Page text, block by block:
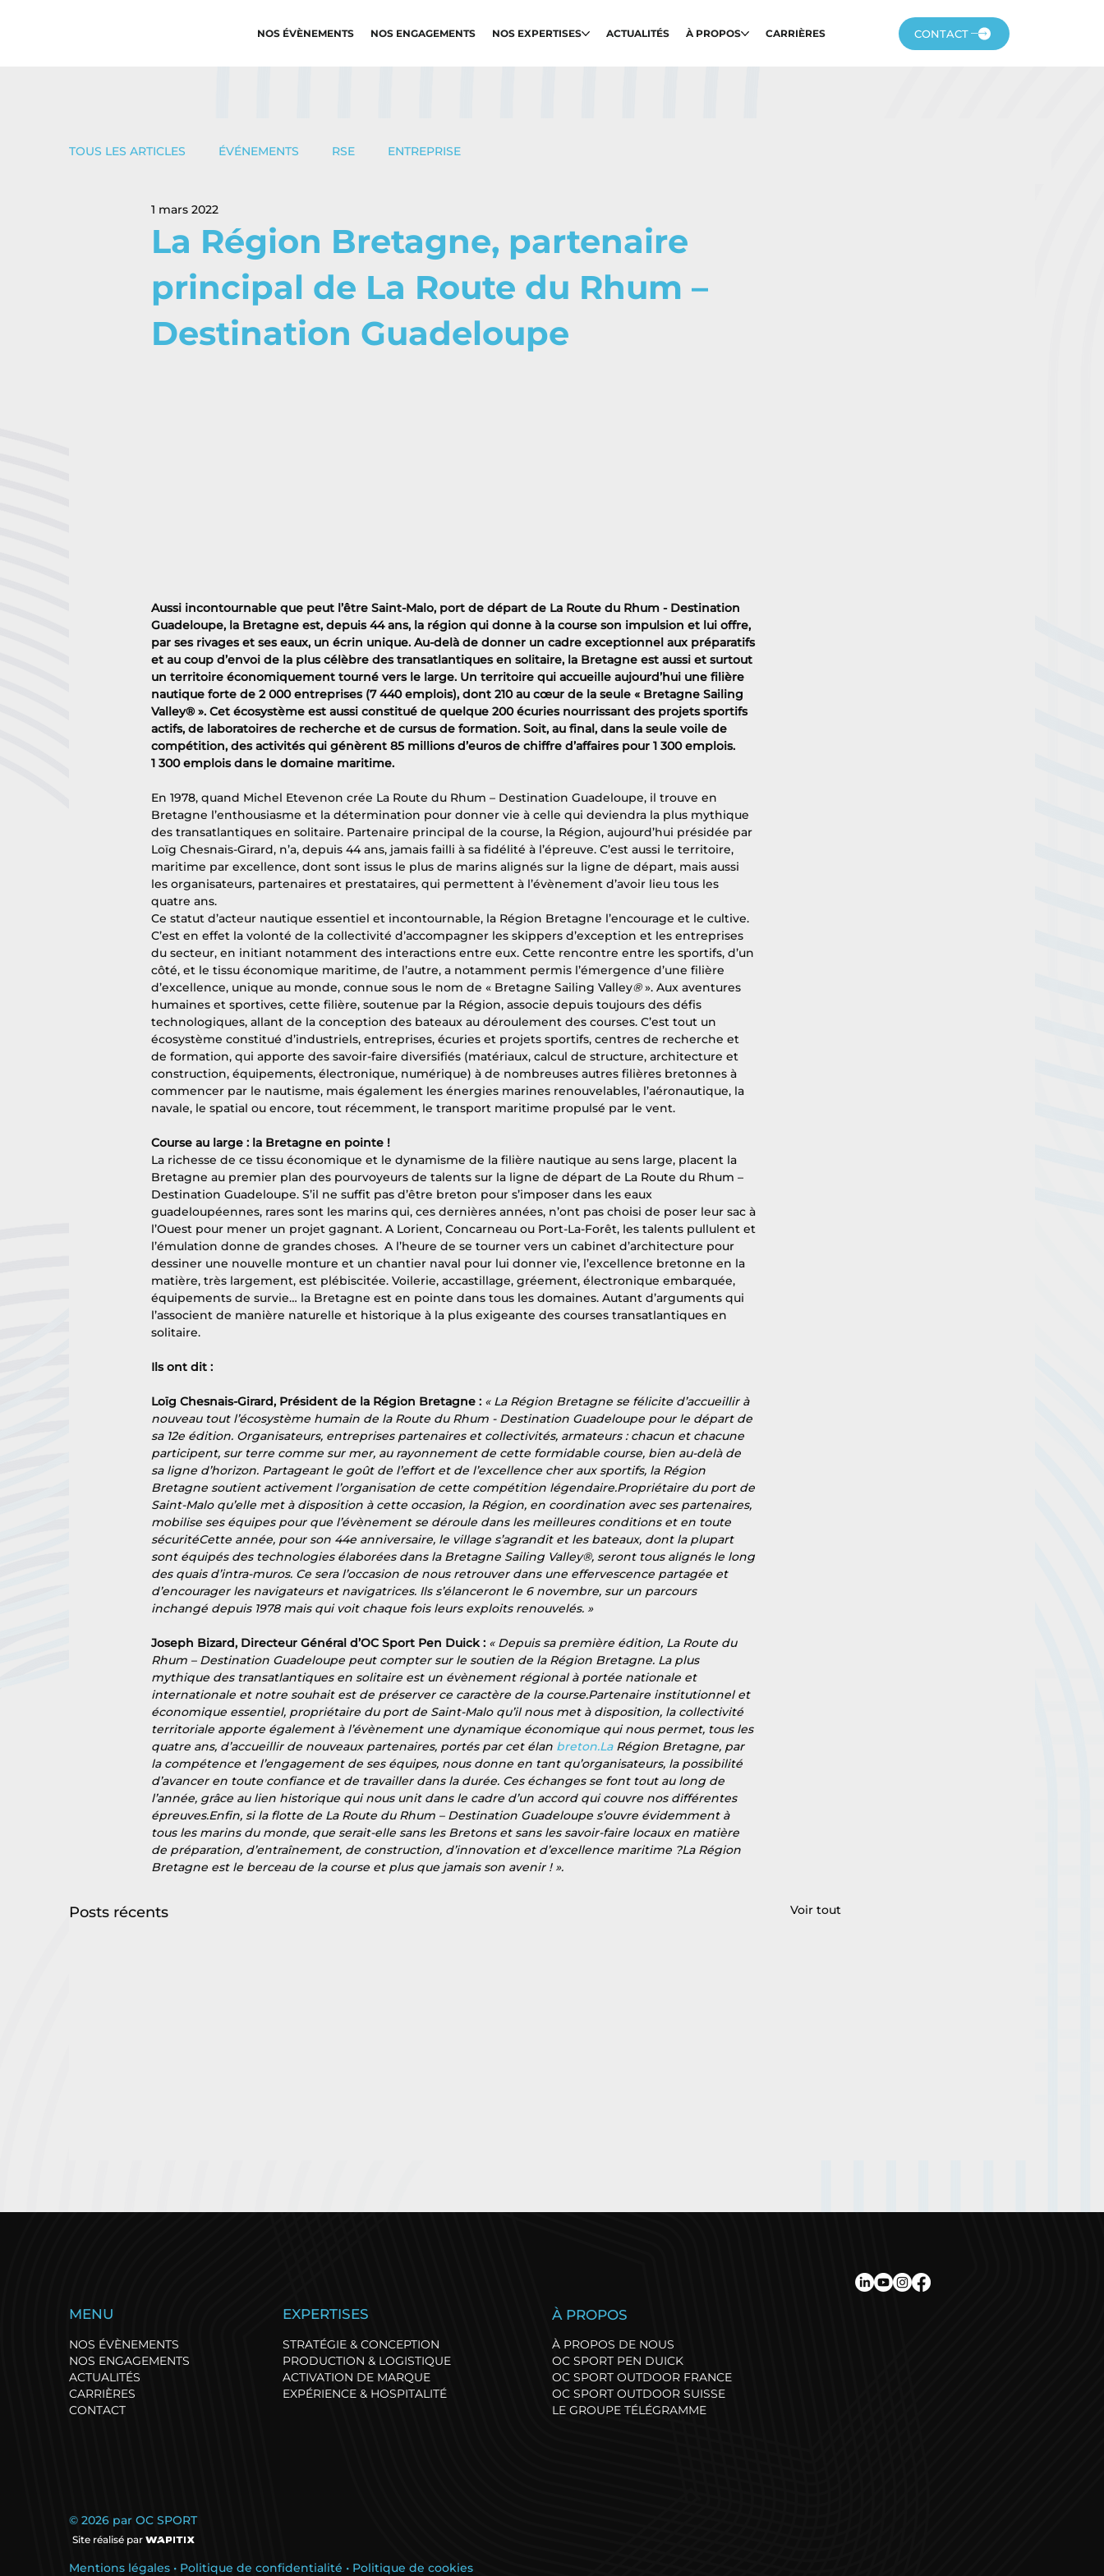
NOS ÉVÈNEMENTS NOS ENGAGEMENTS NOS EXPERTISES ACTUALITÉS À PROPOS CARRIÈRES CONTACT
TOUS LES ARTICLES ÉVÉNEMENTS RSE ENTREPRISE
La Région Bretagne, partenaire
principal de La Route du Rhum –
Destination Guadeloupe
1 mars 2022
Aussi incontournable que peut l’être Saint-Malo, port de départ de La Route du Rhum - Destination
Guadeloupe, la Bretagne est, depuis 44 ans, la région qui donne à la course son impulsion et lui offre,
par ses rivages et ses eaux, un écrin unique. Au-delà de donner un cadre exceptionnel aux préparatifs
et au coup d’envoi de la plus célèbre des transatlantiques en solitaire, la Bretagne est aussi et surtout
un territoire économiquement tourné vers le large. Un territoire qui accueille aujourd’hui une filière
nautique forte de 2 000 entreprises (7 440 emplois), dont 210 au cœur de la seule « Bretagne Sailing
Valley® ». Cet écosystème est aussi constitué de quelque 200 écuries nourrissant des projets sportifs
actifs, de laboratoires de recherche et de cursus de formation. Soit, au final, dans la seule voile de
compétition, des activités qui génèrent 85 millions d’euros de chiffre d’affaires pour 1 300 emplois.
1 300 emplois dans le domaine maritime.
En 1978, quand Michel Etevenon crée La Route du Rhum – Destination Guadeloupe, il trouve en
Bretagne l’enthousiasme et la détermination pour donner vie à celle qui deviendra la plus mythique
des transatlantiques en solitaire. Partenaire principal de la course, la Région, aujourd’hui présidée par
Loïg Chesnais-Girard, n’a, depuis 44 ans, jamais failli à sa fidélité à l’épreuve. C’est aussi le territoire,
maritime par excellence, dont sont issus le plus de marins alignés sur la ligne de départ, mais aussi
les organisateurs, partenaires et prestataires, qui permettent à l’évènement d’avoir lieu tous les
quatre ans.
Ce statut d’acteur nautique essentiel et incontournable, la Région Bretagne l’encourage et le cultive.
C’est en effet la volonté de la collectivité d’accompagner les skippers d’exception et les entreprises
du secteur, en initiant notamment des interactions entre eux. Cette rencontre entre les sportifs, d’un
côté, et le tissu économique maritime, de l’autre, a notamment permis l’émergence d’une filière
d’excellence, unique au monde, connue sous le nom de « Bretagne Sailing Valley® ». Aux aventures
humaines et sportives, cette filière, soutenue par la Région, associe depuis toujours des défis
technologiques, allant de la conception des bateaux au déroulement des courses. C’est tout un
écosystème constitué d’industriels, entreprises, écuries et projets sportifs, centres de recherche et
de formation, qui apporte des savoir-faire diversifiés (matériaux, calcul de structure, architecture et
construction, équipements, électronique, numérique) à de nombreuses autres filières bretonnes à
commencer par le nautisme, mais également les énergies marines renouvelables, l’aéronautique, la
navale, le spatial ou encore, tout récemment, le transport maritime propulsé par le vent.
Course au large : la Bretagne en pointe !
La richesse de ce tissu économique et le dynamisme de la filière nautique au sens large, placent la
Bretagne au premier plan des pourvoyeurs de talents sur la ligne de départ de La Route du Rhum –
Destination Guadeloupe. S’il ne suffit pas d’être breton pour s’imposer dans les eaux
guadeloupéennes, rares sont les marins qui, ces dernières années, n’ont pas choisi de poser leur sac à
l’Ouest pour mener un projet gagnant. A Lorient, Concarneau ou Port-La-Forêt, les talents pullulent et
l’émulation donne de grandes choses.  A l’heure de se tourner vers un cabinet d’architecture pour
dessiner une nouvelle monture et un chantier naval pour lui donner vie, l’excellence bretonne en la
matière, très largement, est plébiscitée. Voilerie, accastillage, gréement, électronique embarquée,
équipements de survie… la Bretagne est en pointe dans tous les domaines. Autant d’arguments qui
l’associent de manière naturelle et historique à la plus exigeante des courses transatlantiques en
solitaire.
Ils ont dit :
Loïg Chesnais-Girard, Président de la Région Bretagne : « La Région Bretagne se félicite d’accueillir à
nouveau tout l’écosystème humain de la Route du Rhum - Destination Guadeloupe pour le départ de
sa 12e édition. Organisateurs, entreprises partenaires et collectivités, armateurs : chacun et chacune
participent, sur terre comme sur mer, au rayonnement de cette formidable course, bien au-delà de
sa ligne d’horizon. Partageant le goût de l’effort et de l’excellence cher aux sportifs, la Région
Bretagne soutient activement l’organisation de cette compétition légendaire.Propriétaire du port de
Saint-Malo qu’elle met à disposition à cette occasion, la Région, en coordination avec ses partenaires,
mobilise ses équipes pour que l’évènement se déroule dans les meilleures conditions et en toute
sécuritéCette année, pour son 44e anniversaire, le village s’agrandit et les bateaux, dont la plupart
sont équipés des technologies élaborées dans la Bretagne Sailing Valley®, seront tous alignés le long
des quais d’intra-muros. Ce sera l’occasion de nous retrouver dans une effervescence partagée et
d’encourager les navigateurs et navigatrices. Ils s’élanceront le 6 novembre, sur un parcours
inchangé depuis 1978 mais qui voit chaque fois leurs exploits renouvelés. »
Joseph Bizard, Directeur Général d’OC Sport Pen Duick : « Depuis sa première édition, La Route du
Rhum – Destination Guadeloupe peut compter sur le soutien de la Région Bretagne. La plus
mythique des transatlantiques en solitaire est un évènement régional à portée nationale et
internationale et notre souhait est de préserver ce caractère de la course.Partenaire institutionnel et
économique essentiel, propriétaire du port de Saint-Malo qu’il nous met à disposition, la collectivité
territoriale apporte également à l’évènement une dynamique économique qui nous permet, tous les
quatre ans, d’accueillir de nouveaux partenaires, portés par cet élan breton.La Région Bretagne, par
la compétence et l’engagement de ses équipes, nous donne en tant qu’organisateurs, la possibilité
d’avancer en toute confiance et de travailler dans la durée. Ces échanges se font tout au long de
l’année, grâce au lien historique qui nous unit dans le cadre d’un accord qui couvre nos différentes
épreuves.Enfin, si la flotte de La Route du Rhum – Destination Guadeloupe s’ouvre évidemment à
tous les marins du monde, que serait-elle sans les Bretons et sans les savoir-faire locaux en matière
de préparation, d’entraînement, de construction, d’innovation et d’excellence maritime ?La Région
Bretagne est le berceau de la course et plus que jamais son avenir ! ».
Posts récents Voir tout
La Solitaire du Figaro
ouvre un nouveau
chapitre de son histoire
en 2028
Genève Triathlon : l’un
des plus beaux parcours
s'offre une édition record
!
Le running se réinvente à
Versoix : Succès total
pour la première édition
de Run24 !
EXPERTISES
STRATÉGIE & CONCEPTION
PRODUCTION & LOGISTIQUE
ACTIVATION DE MARQUE
EXPÉRIENCE & HOSPITALITÉ
MENU
NOS ÉVÈNEMENTS
NOS ENGAGEMENTS
ACTUALITÉS
CARRIÈRES
CONTACT
À PROPOS
À PROPOS DE NOUS
OC SPORT PEN DUICK
OC SPORT OUTDOOR FRANCE
OC SPORT OUTDOOR SUISSE
LE GROUPE TÉLÉGRAMME
© 2026 par OC SPORT
Site réalisé par
Mentions légales • Politique de confidentialité • Politique de cookies